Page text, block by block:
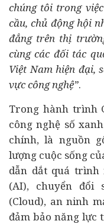
chúng tôi trong
cầu, chủ động hội
đẳng trên thị
cùng các đối tác
Việt Nam hiện đại,
vực công nghệ”.
Trong hành trình
công nghệ số
chính, là nguồn
lượng cuộc sống
dẫn dắt quá
(AI), chuyển đổi
(Cloud), an ninh
đảm bảo năng lực